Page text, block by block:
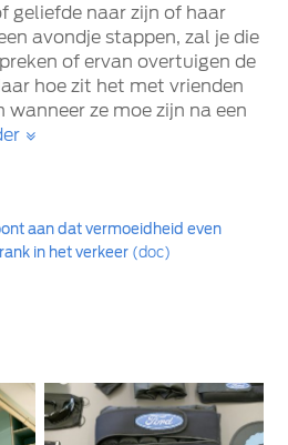
geliefde naar zijn of haar
avondje stappen, zal je die
of ervan overtuigen de
hoe zit het met vrienden
wanneer ze moe zijn na een
aan dat vermoeidheid even
in het verkeer (doc)